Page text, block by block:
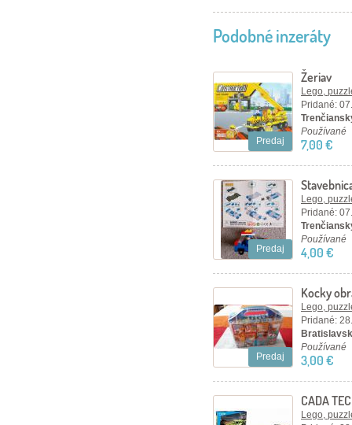
Podobné inzeráty
Predaj
Žeriav
Lego,
Pridané:
Používané
7,00 €
Predaj
Lego,
Pridané:
Používané
4,00 €
Predaj
Kocky
17 x 16,5
Lego,
Pridané:
Používané
3,00 €
CADA
kusov,
Lego,